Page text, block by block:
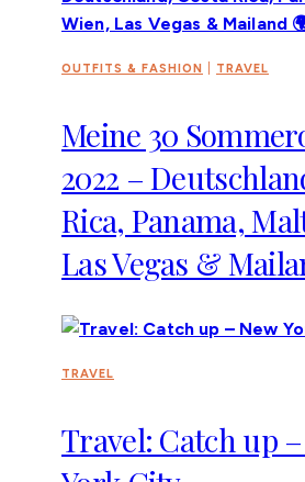
OUTFITS & FASHION TRAVEL
Meine 30
2022 –
Rica, Panama,
Las Vegas &
TRAVEL
Travel: Catch up